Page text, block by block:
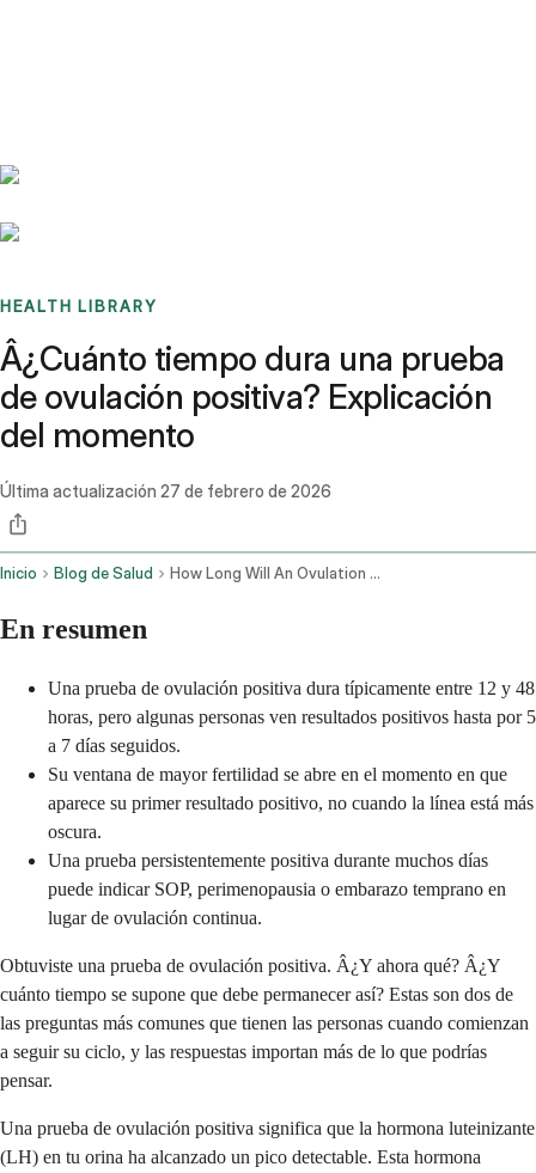
HEALTH LIBRARY
Â¿Cuánto tiempo dura una prueba
de ovulación positiva? Explicación
del momento
Última actualización 27 de febrero de 2026
Inicio Blog de Salud How Long Will An Ovulation Test Stay Positive
En resumen
Una prueba de ovulación positiva dura típicamente entre 12 y 48
horas, pero algunas personas ven resultados positivos hasta por 5
a 7 días seguidos.
Su ventana de mayor fertilidad se abre en el momento en que
aparece su primer resultado positivo, no cuando la línea está más
oscura.
Una prueba persistentemente positiva durante muchos días
puede indicar SOP, perimenopausia o embarazo temprano en
lugar de ovulación continua.
Obtuviste una prueba de ovulación positiva. Â¿Y ahora qué? Â¿Y
cuánto tiempo se supone que debe permanecer así? Estas son dos de
las preguntas más comunes que tienen las personas cuando comienzan
a seguir su ciclo, y las respuestas importan más de lo que podrías
pensar.
Una prueba de ovulación positiva significa que la hormona luteinizante
(LH) en tu orina ha alcanzado un pico detectable. Esta hormona